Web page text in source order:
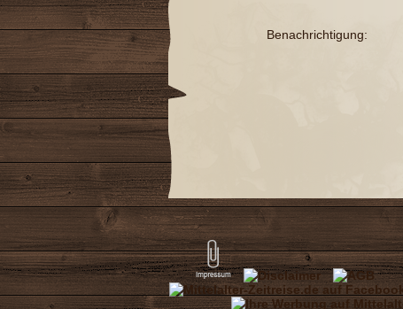
Benachrichtigung: